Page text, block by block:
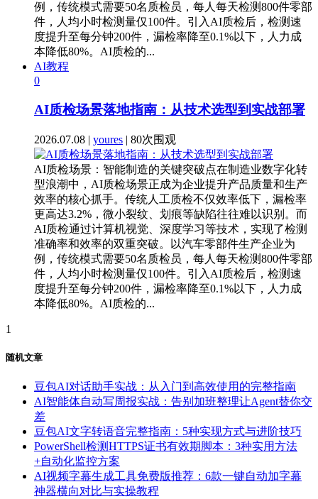
例，传统模式需要50名质检员，每人每天检测800件零部
件，人均小时检测量仅100件。引入AI质检后，检测速
度提升至每分钟200件，漏检率降至0.1%以下，人力成
本降低80%。AI质检的...
AI教程
0
AI质检场景落地指南：从技术选型到实战部署
2026.07.08 | youres | 80次围观
AI质检场景：智能制造的关键突破点在制造业数字化转
型浪潮中，AI质检场景正成为企业提升产品质量和生产
效率的核心抓手。传统人工质检不仅效率低下，漏检率
更高达3.2%，微小裂纹、划痕等缺陷往往难以识别。而
AI质检通过计算机视觉、深度学习等技术，实现了检测
准确率和效率的双重突破。以汽车零部件生产企业为
例，传统模式需要50名质检员，每人每天检测800件零部
件，人均小时检测量仅100件。引入AI质检后，检测速
度提升至每分钟200件，漏检率降至0.1%以下，人力成
本降低80%。AI质检的...
1
随机文章
豆包AI对话助手实战：从入门到高效使用的完整指南
AI智能体自动写周报实战：告别加班整理让Agent替你交
差
豆包AI文字转语音完整指南：5种实现方式与进阶技巧
PowerShell检测HTTPS证书有效期脚本：3种实用方法
+自动化监控方案
AI视频字幕生成工具免费版推荐：6款一键自动加字幕
神器横向对比与实操教程